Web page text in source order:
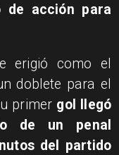
de acción para
erigió como el
doblete para el
primer gol llegó
de un penal
del partido